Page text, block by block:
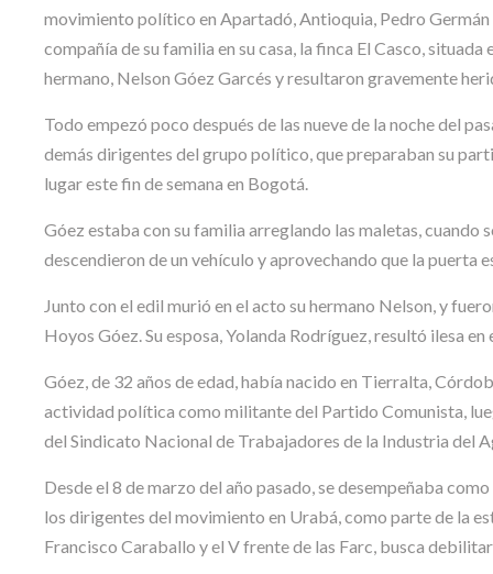
movimiento político en Apartadó, Antioquia, Pedro
compañía de su familia en su casa, la finca El Casco,
hermano, Nelson Góez Garcés y resultaron gravemente
Todo empezó poco después de las nueve de la noche del
demás dirigentes del grupo político, que preparaban su
lugar este fin de semana en Bogotá.
Góez estaba con su familia arreglando las maletas,
descendieron de un vehículo y aprovechando que la
Junto con el edil murió en el acto su hermano Nelson, y
Hoyos Góez. Su esposa, Yolanda Rodríguez, resultó ilesa en
Góez, de 32 años de edad, había nacido en Tierralta,
actividad política como militante del Partido Comunista,
del Sindicato Nacional de Trabajadores de la Industria del
Desde el 8 de marzo del año pasado, se desempeñaba
los dirigentes del movimiento en Urabá, como parte de la
Francisco Caraballo y el V frente de las Farc, busca